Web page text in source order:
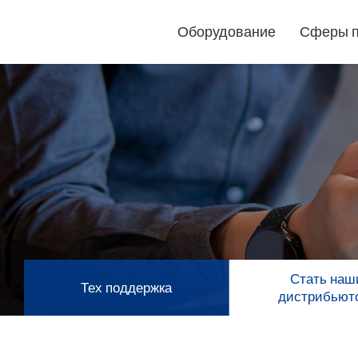
Оборудование
Режущие
плоттеры
Лазерные
маркировщики
Сферы
GCC
GCC
Тех поддержка
Стать